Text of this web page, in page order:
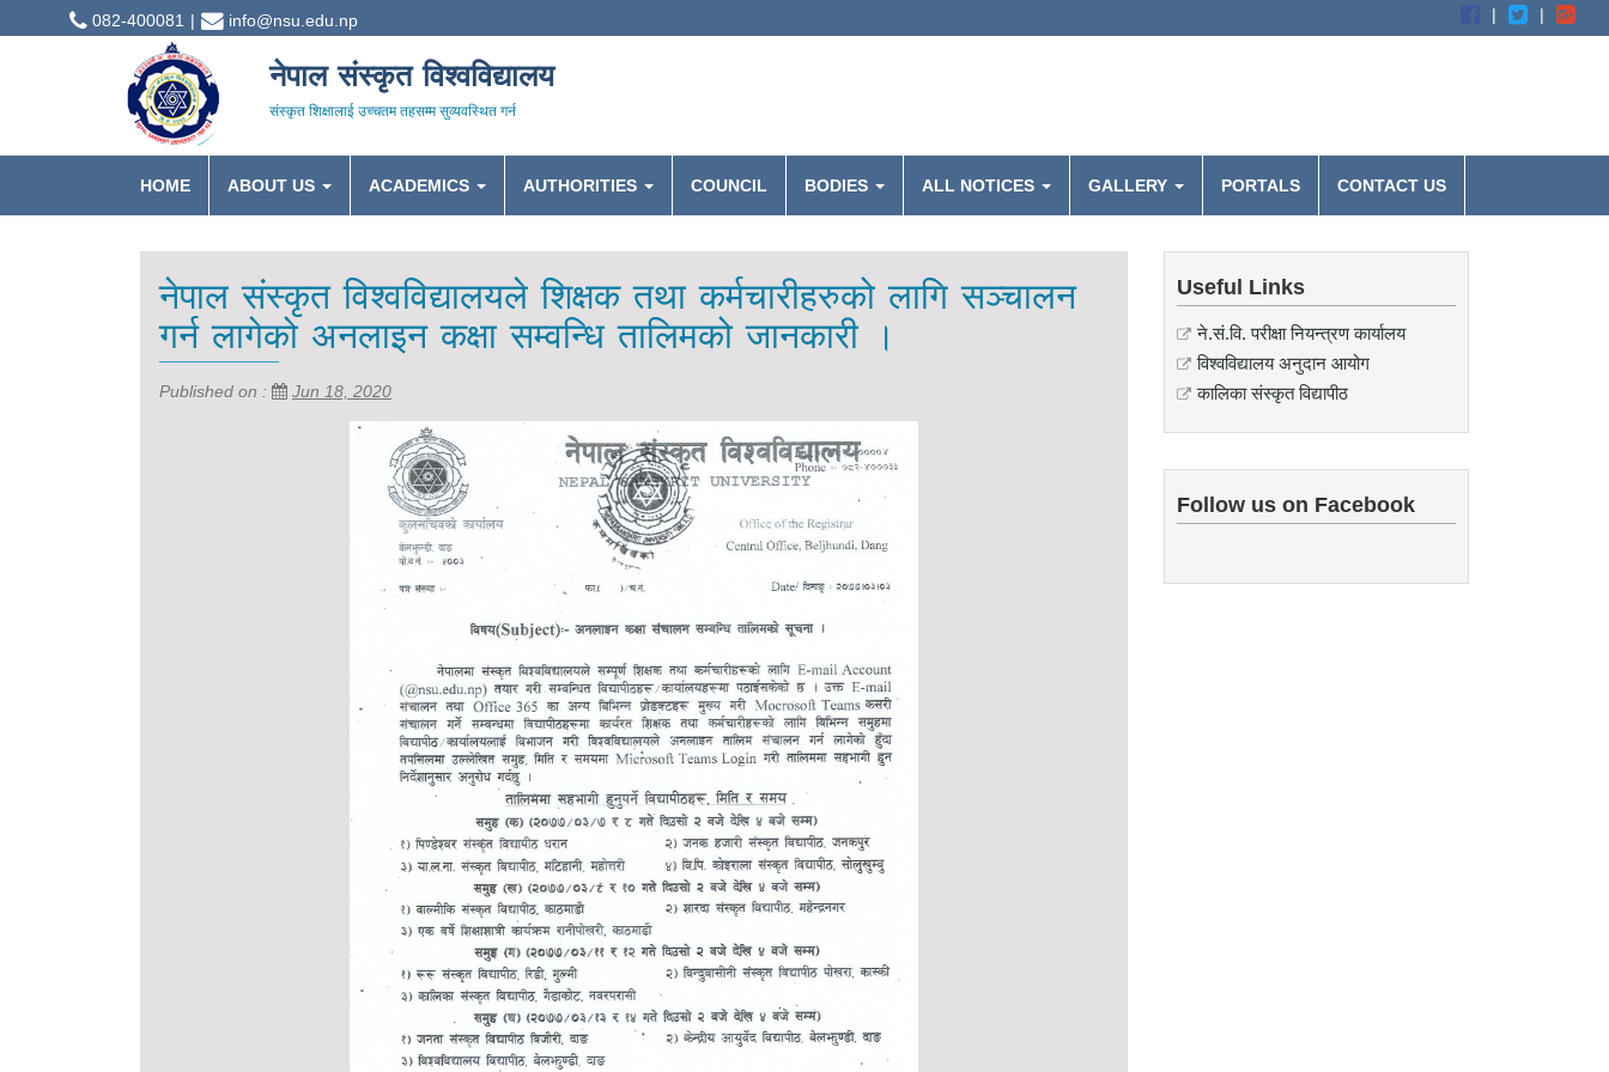
082-400081 info@nsu.edu.np
नेपाल संस्कृत विश्वविद्यालय
संस्कृत शिक्षालाई उच्चतम तहसम्म सुव्यवस्थित गर्न
HOME ABOUT US ACADEMICS AUTHORITIES COUNCIL BODIES ALL NOTICES GALLERY PORTALS CONTACT US
नेपाल संस्कृत विश्वविद्यालयले शिक्षक तथा कर्मचारीहरुको लागि सञ्चालन
गर्न लागेको अनलाइन कक्षा सम्वन्धि तालिमको जानकारी ।
Published on : Jun 18, 2020
Useful Links
ने.सं.वि. परीक्षा नियन्त्रण कार्यालय
विश्वविद्यालय अनुदान आयोग
कालिका संस्कृत विद्यापीठ
Follow us on Facebook